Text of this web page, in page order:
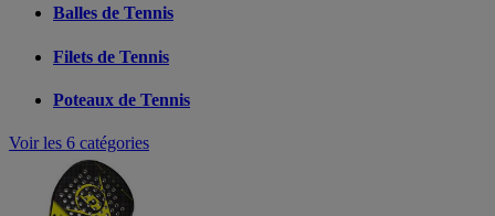
Balles de Tennis
Filets de Tennis
Poteaux de Tennis
Voir les 6 catégories